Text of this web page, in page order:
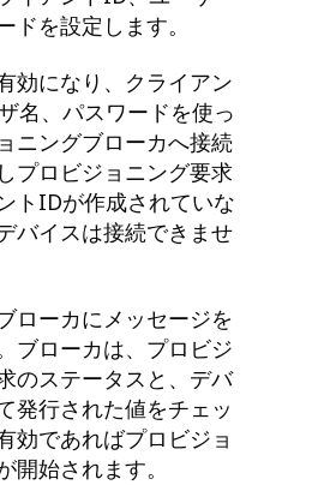
ドを設定します。
効になり、クライアン
名、パスワードを使っ
ニングブローカへ接続
プロビジョニング要求
トIDが作成されていな
バイスは接続できませ
ローカにメッセージを
ブローカは、プロビジ
のステータスと、デバ
発行された値をチェッ
効であればプロビジョ
開始されます。